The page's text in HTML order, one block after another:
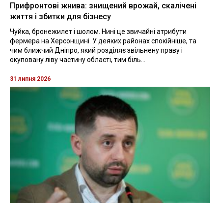
Прифронтові жнива: знищений врожай, скалічені
життя і збитки для бізнесу
Чуйка, бронежилет і шолом. Нині це звичайні атрибути
фермера на Херсонщині. У деяких районах спокійніше, та
чим ближчий Дніпро, який розділяє звільнену праву і
окуповану ліву частину області, тим біль...
31 липня 2026